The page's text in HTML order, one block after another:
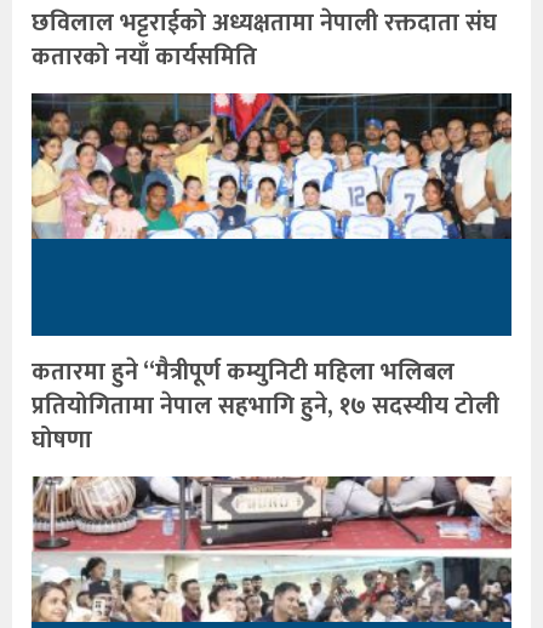
छविलाल भट्टराईको अध्यक्षतामा नेपाली रक्तदाता संघ
कतारको नयाँ कार्यसमिति
कतारमा हुने “मैत्रीपूर्ण कम्युनिटी महिला भलिबल
प्रतियोगितामा नेपाल सहभागि हुने, १७ सदस्यीय टोली
घोषणा